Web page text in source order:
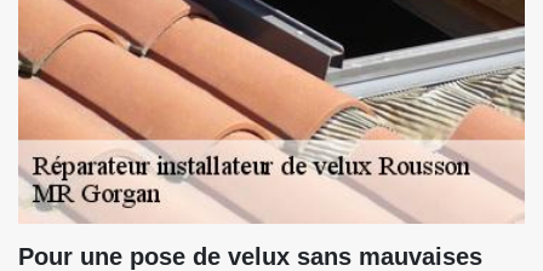
Pour une pose de velux sans mauvaises